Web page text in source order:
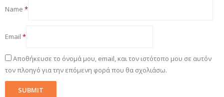
Name *
Email *
Αποθήκευσε το όνομά μου, email, και τον ιστότοπο μου σε αυτόν
τον πλοηγό για την επόμενη φορά που θα σχολιάσω.